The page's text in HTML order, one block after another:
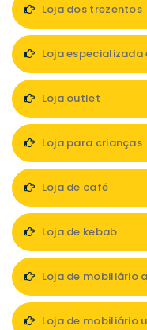
Loja dos trezentos
Loja especializada
Loja outlet
Loja para crianças
Loja de café
Loja de kebab
Loja de mobiliário
Loja de mobiliário